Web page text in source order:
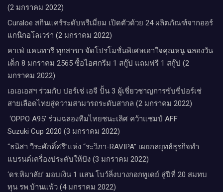
(2 มกราคม 2022)
Curaloe สกินแคร์ระดับพรีเมี่ยม เปิดตัวด้วย 24 ผลิตภัณฑ์จากออร์
แกนิกอโลเวร่า (2 มกราคม 2022)
คาเฟ่ แคนทารี ทุกสาขา จัดโปรโมชั่นพิเศษเอาใจคุณหนู ฉลองวัน
เด็ก 8 มกราคม 2565 ซื้อไอศกรีม 1 สกู๊ป แถมฟรี 1 สกู๊ป (2
มกราคม 2022)
เอเอเอสฯ ร่วมกับ ปอร์เช่ เอจี ปั้น 3 ผู้เชี่ยวชาญการขับขี่ปอร์เช่
สายเลือดไทยสู่ความสามารถระดับสากล (2 มกราคม 2022)
‘OPPO A95’ ร่วมฉลองทีมไทยชนะเลิศ คว้าแชมป์ AFF
Suzuki Cup 2020 (3 มกราคม 2022)
“ธนิสา วีระศักดิ์ศรี”แห่ง “ระวิภา-RAVIPA” เผยกลยุทธ์ธุรกิจทำ
แบรนด์เครื่องประดับให้ปัง (3 มกราคม 2022)
‘ดร.หิมาลัย’ มอบเงิน 1 แสน โบว์ลิ่งบางกอกทูเดย์ สู่ปีที่ 20 สมทบ
ทุน รพ.บ้านแพ้ว (4 มกราคม 2022)